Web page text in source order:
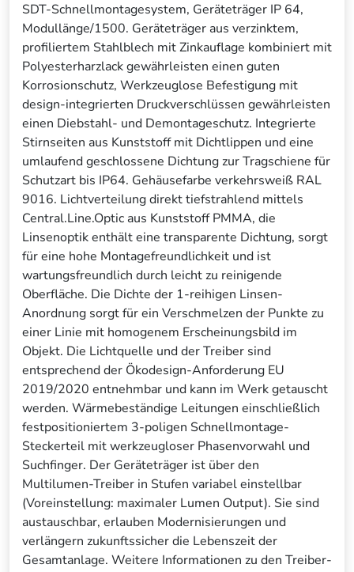
SDT-Schnellmontagesystem, Geräteträger IP 64,
Modullänge/1500. Geräteträger aus verzinktem,
profiliertem Stahlblech mit Zinkauflage kombiniert mit
Polyesterharzlack gewährleisten einen guten
Korrosionschutz, Werkzeuglose Befestigung mit
design-integrierten Druckverschlüssen gewährleisten
einen Diebstahl- und Demontageschutz. Integrierte
Stirnseiten aus Kunststoff mit Dichtlippen und eine
umlaufend geschlossene Dichtung zur Tragschiene für
Schutzart bis IP64. Gehäusefarbe verkehrsweiß RAL
9016. Lichtverteilung direkt tiefstrahlend mittels
Central.Line.Optic aus Kunststoff PMMA, die
Linsenoptik enthält eine transparente Dichtung, sorgt
für eine hohe Montagefreundlichkeit und ist
wartungsfreundlich durch leicht zu reinigende
Oberfläche. Die Dichte der 1-reihigen Linsen-
Anordnung sorgt für ein Verschmelzen der Punkte zu
einer Linie mit homogenem Erscheinungsbild im
Objekt. Die Lichtquelle und der Treiber sind
entsprechend der Ökodesign-Anforderung EU
2019/2020 entnehmbar und kann im Werk getauscht
werden. Wärmebeständige Leitungen einschließlich
festpositioniertem 3-poligen Schnellmontage-
Steckerteil mit werkzeugloser Phasenvorwahl und
Suchfinger. Der Geräteträger ist über den
Multilumen-Treiber in Stufen variabel einstellbar
(Voreinstellung: maximaler Lumen Output). Sie sind
austauschbar, erlauben Modernisierungen und
verlängern zukunftssicher die Lebenszeit der
Gesamtanlage. Weitere Informationen zu den Treiber-